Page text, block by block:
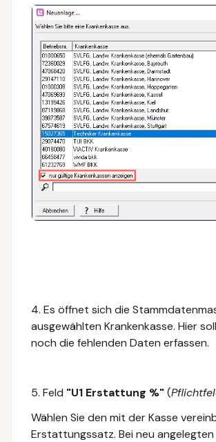
4. Es öffnet sich die
ausgewählten Krankenkasse. Hier
noch die fehlenden Daten erfassen.
5. Feld "U1 Erstattung %"(
Wählen Sie den mit der Kasse
Erstattungssatz. Bei neu angelegten